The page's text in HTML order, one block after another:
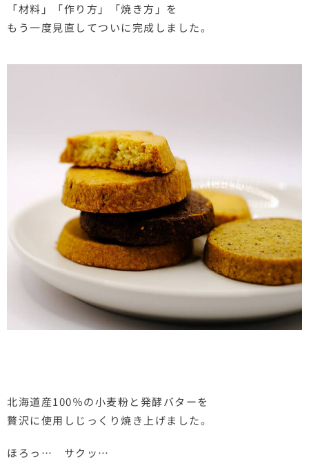
「材料」「作り方」「焼き方」を
もう一度見直してついに完成しました。
北海道産100％の小麦粉と発酵バターを
贅沢に使用し じっくり焼き上げました。
ほろっ… サクッ…